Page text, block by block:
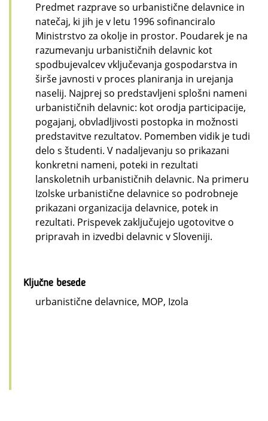
Predmet razprave so urbanistične delavnice in
natečaj, ki jih je v letu 1996 sofinanciralo
Ministrstvo za okolje in prostor. Poudarek je na
razumevanju urbanističnih delavnic kot
spodbujevalcev vključevanja gospodarstva in
širše javnosti v proces planiranja in urejanja
naselij. Najprej so predstavljeni splošni nameni
urbanističnih delavnic: kot orodja participacije,
pogajanj, obvladljivosti postopka in možnosti
predstavitve rezultatov. Pomemben vidik je tudi
delo s študenti. V nadaljevanju so prikazani
konkretni nameni, poteki in rezultati
lanskoletnih urbanističnih delavnic. Na primeru
Izolske urbanistične delavnice so podrobneje
prikazani organizacija delavnice, potek in
rezultati. Prispevek zaključujejo ugotovitve o
pripravah in izvedbi delavnic v Sloveniji.
Ključne besede
urbanistične delavnice, MOP, Izola